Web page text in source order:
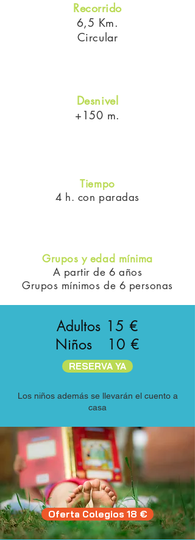
Recorrido
6,5 Km.
Circular
Desnivel
+150 m.
Tiempo
4 h. con paradas
Grupos y edad mínima
A partir de 6 años
Grupos mínimos de 6 personas
Adultos 15 €
Niños 10 €
RESERVA YA
Los niños además se llevarán el cuento a
casa
Oferta Colegios 18 €